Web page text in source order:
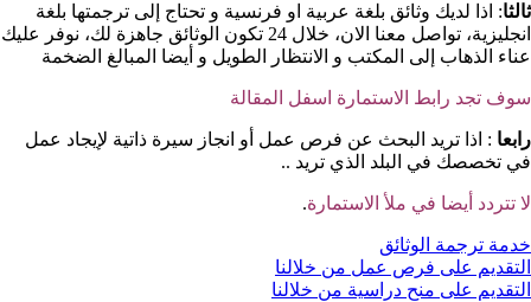
ثالثا: اذا لديك وثائق بلغة عربية او فرنسية و تحتاج إلى ترجمتها بلغة
انجليزية، تواصل معنا الان، خلال 24 تكون الوثائق جاهزة لك، نوفر عليك
عناء الذهاب إلى المكتب و الانتظار الطويل و أيضا المبالغ الضخمة
سوف تجد رابط الاستمارة اسفل المقالة
رابعا : اذا تريد البحث عن فرص عمل أو انجاز سيرة ذاتية لإيجاد عمل
في تخصصك في البلد الذي تريد ..
لا تتردد أيضا في ملأ الاستمارة.
خدمة ترجمة الوثائق
التقديم على فرص عمل من خلالنا
التقديم على منح دراسية من خلالنا